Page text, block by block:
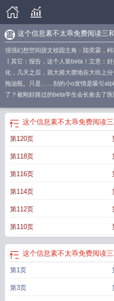
这个信息素不太乖免费阅读三
强强幻想空间甜文校园主角：陆奕霖，
┃其它：报告，这个人装beta！立意：
化，几天之后，就大摇大摆地在大街上
拖油瓶。只是……别的小o发情是吸引
了？被刚好路过的beta学生会长捡去了
课间他发情期不打招呼就来了，为了不
秘的仓库里准备给自己打抑制剂。结果
嗯？你一个beta为什么要喷阻隔剂？？
窗这个信息素不太乖卜夜清欢 这个信
完整版这个信息素不太乖讲的什么
这
费阅读这个信息素不太乖笔趣阁 这个
网这个信息素不太乖by卜夜清欢 这个
个信息素不太乖简介
这个信息素不太
素不太乖免费阅读
这个信息素不太乖免费阅读
第120页
第118页
第116页
第114页
第112页
第110页
这个信息素不太乖免费阅读
第1页
第3页